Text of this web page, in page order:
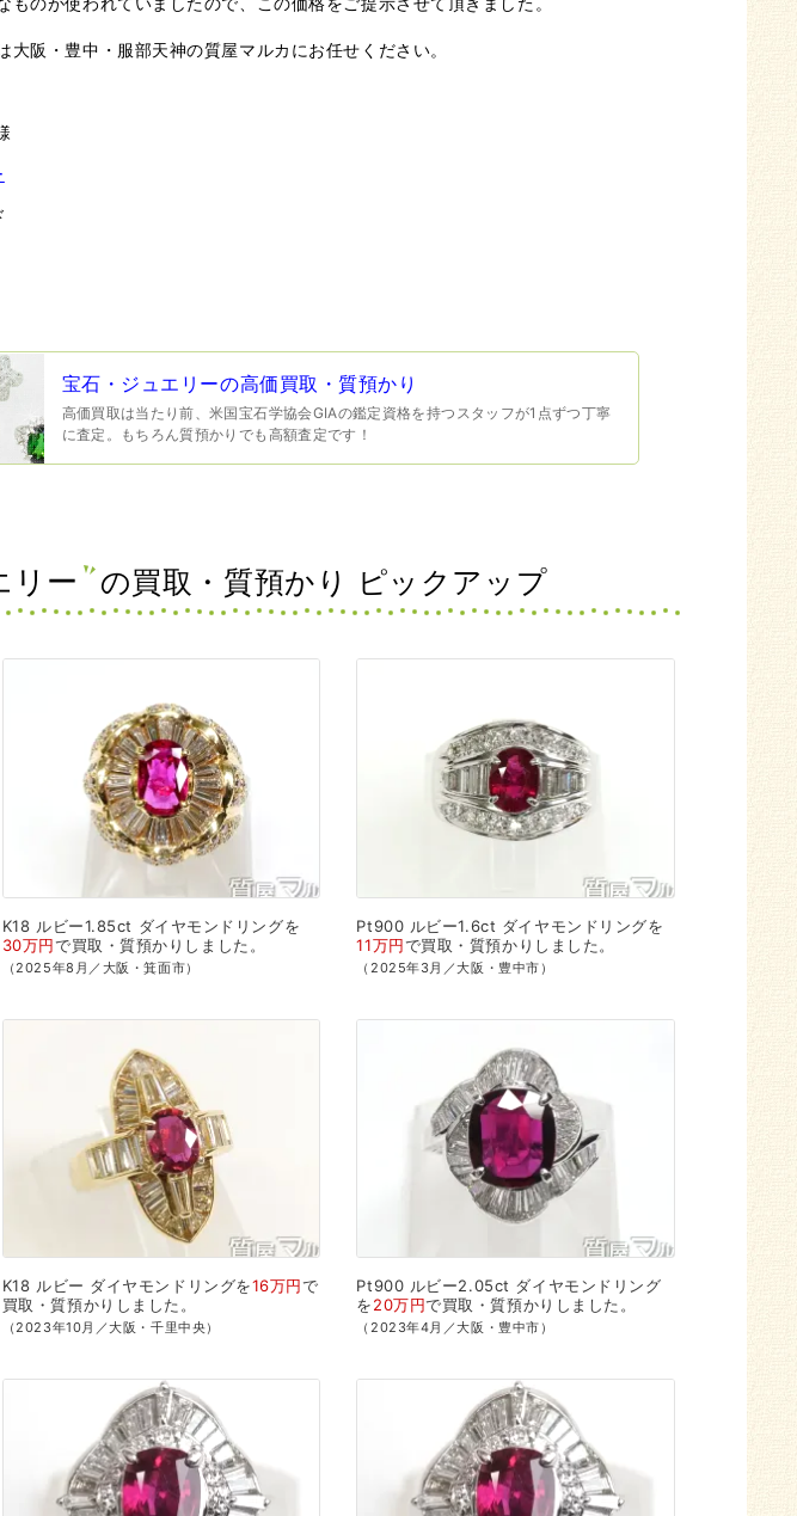
大阪・豊中・服部天神の質屋マルカにお任せください。
宝石・ジュエリーの高価買取・質預かり
高価買取は当たり前、米国宝石学協会GIAの鑑定資格を持つスタッフが1点ずつ丁寧
に査定。もちろん質預かりでも高額査定です！
リー の買取・質預かり ピックアップ
K18 ルビー1.85ct ダイヤモンドリングを
30万円で買取・質預かり しました。
（2025年8月／大阪・箕面市）
Pt900 ルビー1.6ct ダイヤモンドリングを
11万円で買取・質預かり しました。
（2025年3月／大阪・豊中市）
K18 ルビー ダイヤモンドリングを16万円で
買取・質預かり しました。
（2023年10月／大阪・千里中央）
Pt900 ルビー2.05ct ダイヤモンドリング
を20万円で買取・質預かり しました。
（2023年4月／大阪・豊中市）